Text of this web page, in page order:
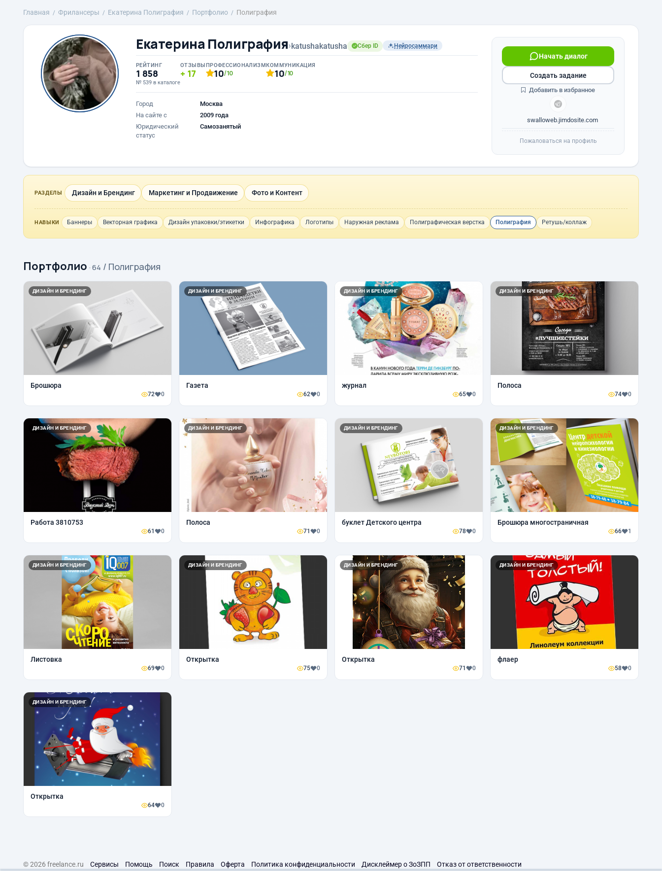
Главная Фрилансеры Екатерина Полиграфия Портфолио Полиграфия
Екатерина Полиграфия›katushakatusha Сбер ID Нейросаммари
РЕЙТИНГ
1 858
№ 539 в каталоге
ОТЗЫВЫ
17
ПРОФЕССИОНАЛИЗМ
10/10
КОММУНИКАЦИЯ
10/10
Город
Москва
На сайте с
2009 года
Юридический
статус
Самозанятый
Начать диалог
swalloweb.jimdosite.com
Создать задание
Добавить в избранное
Пожаловаться на профиль
РАЗДЕЛЫ Дизайн и Брендинг Маркетинг и Продвижение Фото и Контент
НАВЫКИ Баннеры Векторная графика Дизайн упаковки/этикетки Инфографика Логотипы Наружная реклама Полиграфическая верстка Полиграфия Ретушь/коллаж
Портфолио · 64 / Полиграфия
ДИЗАЙН И БРЕНДИНГ
Брошюра
72 0
ДИЗАЙН И БРЕНДИНГ
Газета
62 0
ДИЗАЙН И БРЕНДИНГ
журнал
65 0
ДИЗАЙН И БРЕНДИНГ
Полоса
74 0
ДИЗАЙН И БРЕНДИНГ
Работа 3810753
61 0
ДИЗАЙН И БРЕНДИНГ
Полоса
71 0
ДИЗАЙН И БРЕНДИНГ
буклет Детского центра
78 0
ДИЗАЙН И БРЕНДИНГ
Брошюра многостраничная
66 1
ДИЗАЙН И БРЕНДИНГ
Листовка
69 0
ДИЗАЙН И БРЕНДИНГ
Открытка
75 0
ДИЗАЙН И БРЕНДИНГ
Открытка
71 0
ДИЗАЙН И БРЕНДИНГ
флаер
58 0
ДИЗАЙН И БРЕНДИНГ
Открытка
64 0
© 2026 freelance.ru Сервисы Помощь Поиск Правила Оферта Политика конфиденциальности Дисклеймер о ЗоЗПП Отказ от ответственности